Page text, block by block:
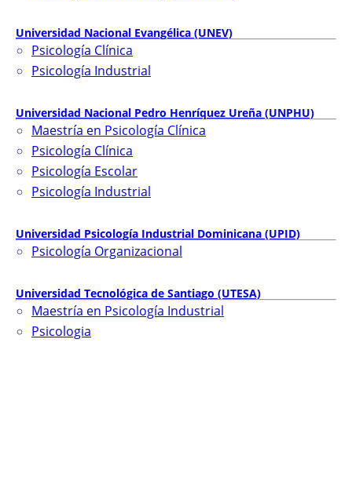
Universidad Nacional Evangélica (UNEV)
Psicología Clínica
Psicología Industrial
Universidad Nacional Pedro Henríquez Ureña (UNPHU)
Maestría en Psicología Clínica
Psicología Clínica
Psicología Escolar
Psicología Industrial
Universidad Psicología Industrial Dominicana (UPID)
Psicología Organizacional
Universidad Tecnológica de Santiago (UTESA)
Maestría en Psicología Industrial
Psicologia